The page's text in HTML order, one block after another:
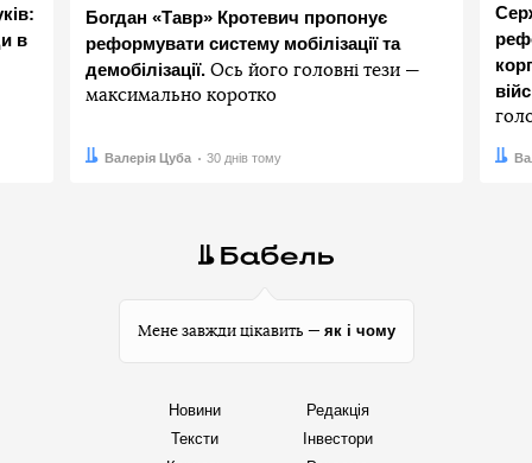
в
Богдан «Тавр» Кротевич пропонує
реформувати систему мобілізації та
демобілізації. Ось його головні тези —
максимально коротко
Автор:
Валерія Цуба
Дата: 30 днів тому Дата:
Мене завжди цікавить — як і чому
Новини
Тексти
Редакція
Інвестори